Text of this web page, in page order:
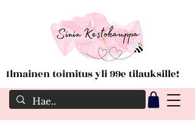
Ilmainen toimitus yli 99e tilauksille!